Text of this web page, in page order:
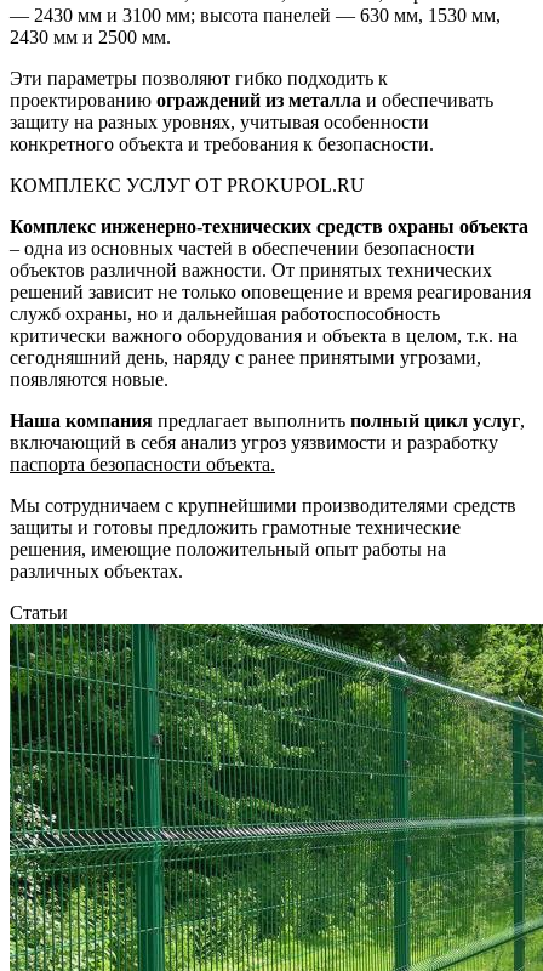
— 2430 мм и 3100 мм; высота панелей — 630 мм, 1530 мм,
2430 мм и 2500 мм.
Эти параметры позволяют гибко подходить к
проектированию ограждений из металла и обеспечивать
защиту на разных уровнях, учитывая особенности
конкретного объекта и требования к безопасности.
КОМПЛЕКС УСЛУГ ОТ PROKUPOL.RU
Комплекс инженерно-технических средств охраны объекта
– одна из основных частей в обеспечении безопасности
объектов различной важности. От принятых технических
решений зависит не только оповещение и время реагирования
служб охраны, но и дальнейшая работоспособность
критически важного оборудования и объекта в целом, т.к. на
сегодняшний день, наряду с ранее принятыми угрозами,
появляются новые.
Наша компания предлагает выполнить полный цикл услуг,
включающий в себя анализ угроз уязвимости и разработку
паспорта безопасности объекта.
Мы сотрудничаем с крупнейшими производителями средств
защиты и готовы предложить грамотные технические
решения, имеющие положительный опыт работы на
различных объектах.
Статьи